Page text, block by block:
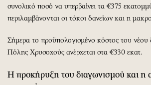
συνολικό ποσό να υπερβαίνει τα €375
περιλαμβάνονται οι τόκοι δανείων και η
Σήμερα το προϋπολογισμένο κόστος του
Πόλης Χρυσοχούς ανέρχεται στα €330 εκατ.
Η προκήρυξη του διαγωνισμού και η